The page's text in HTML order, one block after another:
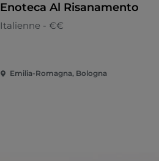
Enoteca Al Risanamento
Italienne - €€
Emilia-Romagna, Bologna